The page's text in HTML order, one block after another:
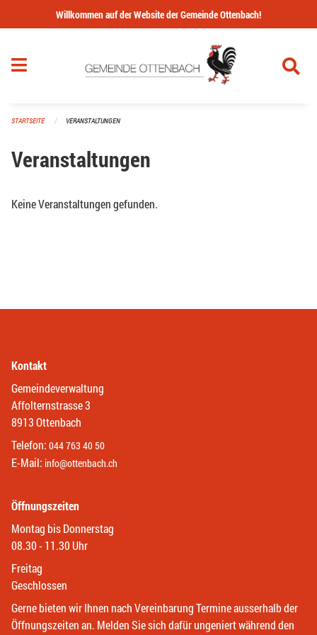
Navigation überspringen
Willkommen auf der Website der Gemeinde Ottenbach!
STARTSEITE VERANSTALTUNGEN
Veranstaltungen
Keine Veranstaltungen gefunden.
Kontakt
Gemeindeverwaltung
Affolternstrasse 3
8913 Ottenbach
Telefon: 044 763 40 50
E-Mail: info@ottenbach.ch
Öffnungszeiten
Montag bis Donnerstag
08.30 - 11.30 Uhr
Freitag
Geschlossen
Gerne bieten wir Ihnen nach Vereinbarung Termine ausserhalb der
Öffnungszeiten an. Melden Sie sich dafür ungeniert während den